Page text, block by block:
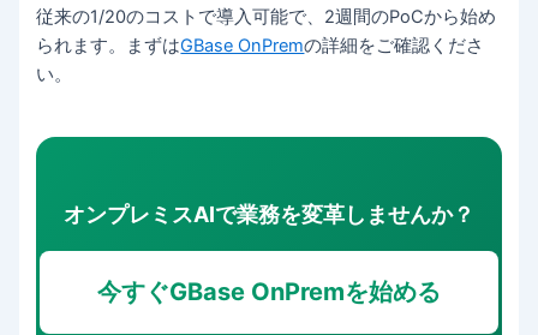
従来の1/20のコストで導入可能で、2週間のPoCから始め
られます。まずはGBase OnPremの詳細をご確認くださ
い。
オンプレミスAIで業務を変革しませんか？
今すぐGBase OnPremを始める